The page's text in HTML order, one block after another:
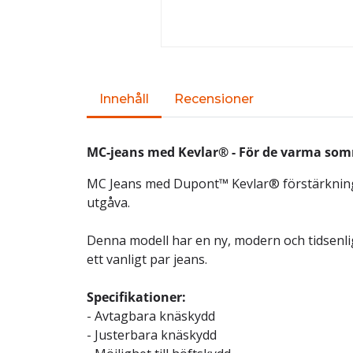
Innehåll Recensioner
MC-jeans med Kevlar® - För de varma
MC Jeans med Dupont™ Kevlar®
utgåva.
Denna modell har en ny, modern och
ett vanligt par jeans.
Specifikationer:
- Avtagbara knäskydd
- Justerbara knäskydd